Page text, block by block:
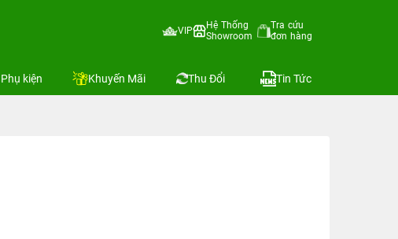
VIP
Hệ Thống
Showroom
Tra cứu
đơn hàng
Phụ kiện Khuyến Mãi Thu Đổi Tin Tức